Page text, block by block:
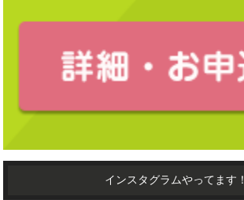
インスタグラムやってます！